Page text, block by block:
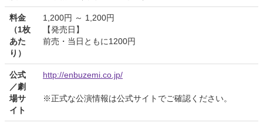
料金
（1枚
あた
り）
1,200円 ～ 1,200円
【発売日】
前売・当日ともに1200円
公式
／劇
場サ
イト
http://enbuzemi.co.jp/
※正式な公演情報は公式サイトでご確認ください。